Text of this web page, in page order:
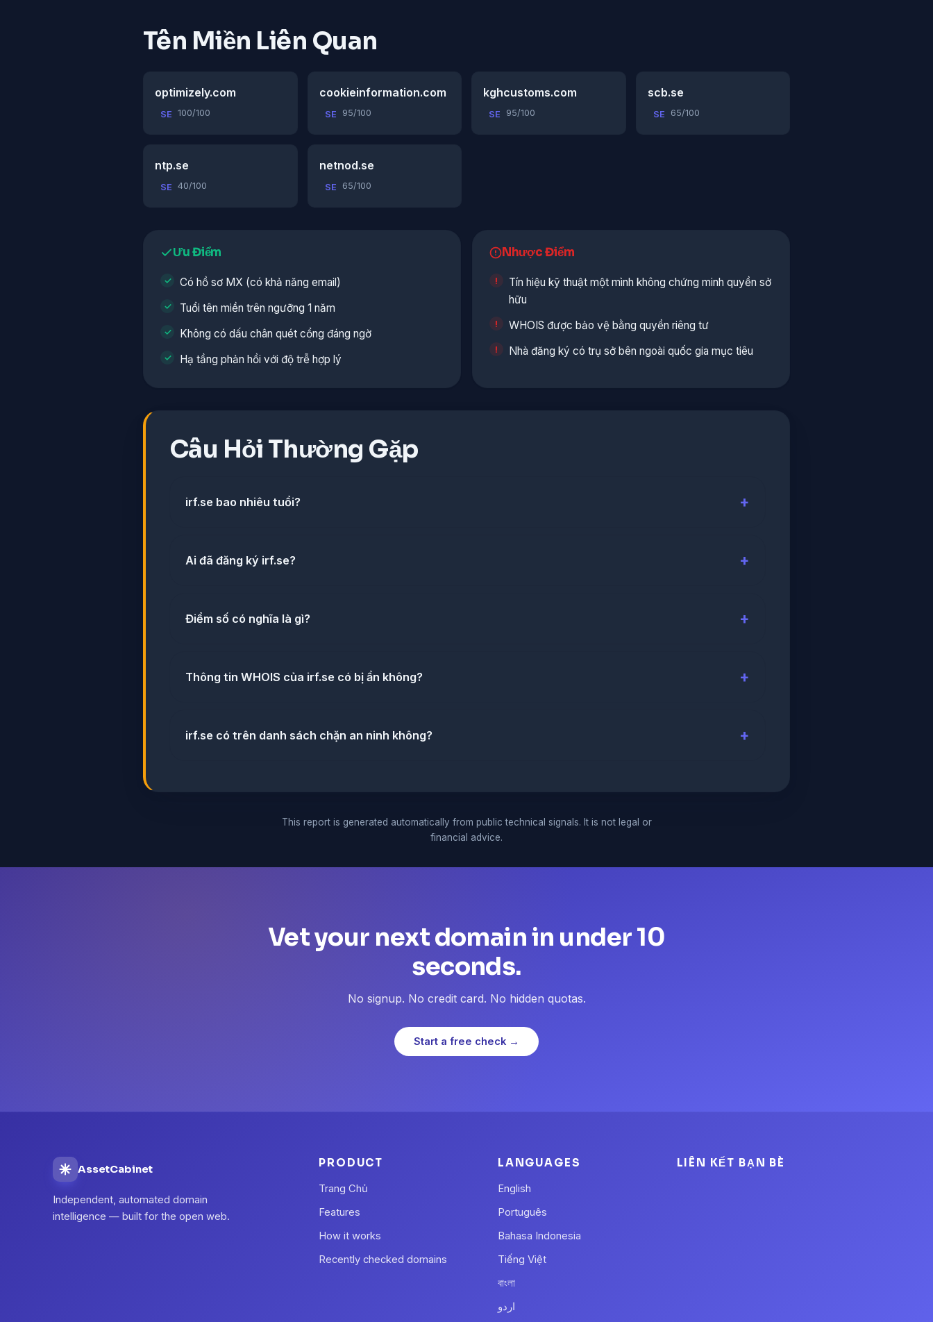
Tên Miền Liên Quan
optimizely.com
SE 100/100
cookieinformation.com
SE 95/100
kghcustoms.com
SE 95/100
scb.se
SE 65/100
ntp.se
SE 40/100
netnod.se
SE 65/100
Ưu Điểm
Có hồ sơ MX (có khả năng email)
Tuổi tên miền trên ngưỡng 1 năm
Không có dấu chân quét cổng đáng ngờ
Hạ tầng phản hồi với độ trễ hợp lý
Nhược Điểm
Tín hiệu kỹ thuật một mình không chứng minh quyền sở
hữu
WHOIS được bảo vệ bằng quyền riêng tư
Nhà đăng ký có trụ sở bên ngoài quốc gia mục tiêu
Câu Hỏi Thường Gặp
irf.se bao nhiêu tuổi?
Ai đã đăng ký irf.se?
Điểm số có nghĩa là gì?
Thông tin WHOIS của irf.se có bị ẩn không?
irf.se có trên danh sách chặn an ninh không?
This report is generated automatically from public technical signals. It is not legal or
financial advice.
Vet your next domain in under 10
seconds.
No signup. No credit card. No hidden quotas.
Start a free check →
AssetCabinet
Independent, automated domain
intelligence — built for the open web.
PRODUCT
Trang Chủ
Features
How it works
Recently checked domains
LANGUAGES
English
Português
Bahasa Indonesia
Tiếng Việt
বাংলা
اردو
LIÊN KẾT BẠN BÈ